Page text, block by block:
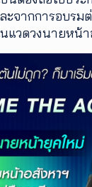
ะจากการอบรม
แวดวงนายหน้